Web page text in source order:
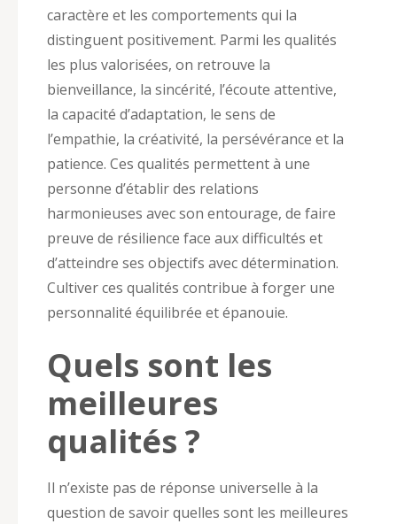
caractère et les comportements qui la
distinguent positivement. Parmi les qualités
les plus valorisées, on retrouve la
bienveillance, la sincérité, l’écoute attentive,
la capacité d’adaptation, le sens de
l’empathie, la créativité, la persévérance et la
patience. Ces qualités permettent à une
personne d’établir des relations
harmonieuses avec son entourage, de faire
preuve de résilience face aux difficultés et
d’atteindre ses objectifs avec détermination.
Cultiver ces qualités contribue à forger une
personnalité équilibrée et épanouie.
Quels sont les
meilleures
qualités ?
Il n’existe pas de réponse universelle à la
question de savoir quelles sont les meilleures